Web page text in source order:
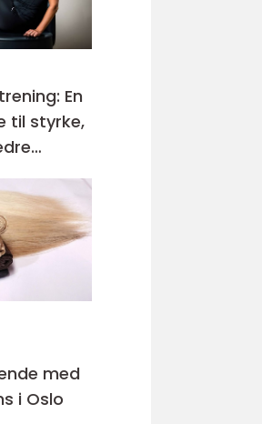
En
til styrke,
med
i Oslo